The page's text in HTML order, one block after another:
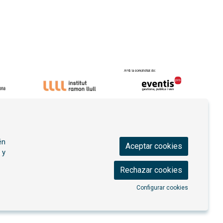
y
Aceptar cookies
Rechazar cookies
Configurar cookies